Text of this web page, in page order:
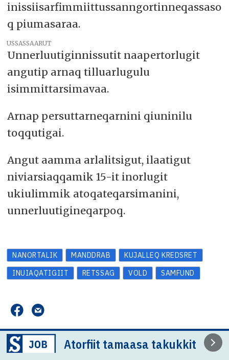
inissiisarfimmiittussanngortinneqassaso
q piumasaraa.
USSASSAARUT
Unnerluutiginnissutit naapertorlugit
angutip arnaq tilluarlugulu
isimmittarsimavaa.
Arnap persuttarneqarnini qiuninilu
toqqutigai.
Angut aamma arlalitsigut, ilaatigut
niviarsiaqqamik 15-it inorlugit
ukiulimmik atoqateqarsimanini,
unnerluutigineqarpoq.
NANORTALIK MANDDRAB
KUJALLEQ KREDSRET
INUIAQATIGIIT
RETSSAG VOLD SAMFUND
Atorfiit tamaasa takukkit